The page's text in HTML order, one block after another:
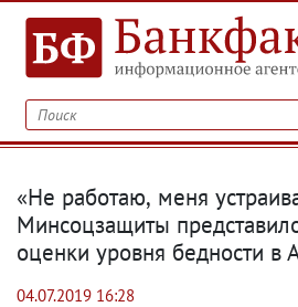
«Не работаю, меня
Минсоцзащиты
оценки уровня бедности в
04.07.2019 16:28